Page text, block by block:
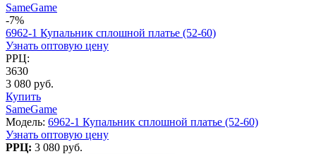
SameGame
-7%
6962-1 Купальник сплошной платье (52-60)
Узнать оптовую цену
РРЦ:
3630
3 080 руб.
Купить
SameGame
Модель: 6962-1 Купальник сплошной платье (52-60)
Узнать оптовую цену
РРЦ: 3 080 руб.